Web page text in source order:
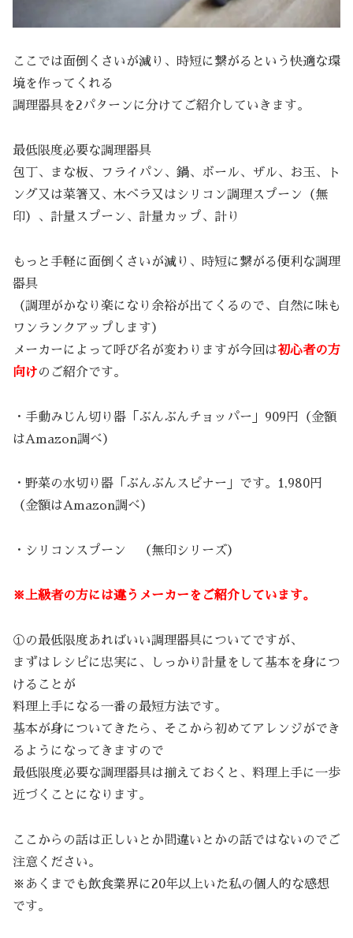
ここでは面倒くさいが減り、時短に繋がるという快適な環
境を作ってくれる
調理器具を2パターンに分けてご紹介していきます。
最低限度必要な調理器具
包丁、まな板、フライパン、鍋、ボール、ザル、お玉、ト
ング又は菜箸又、木ベラ又はシリコン調理スプーン（無
印）、計量スプーン、計量カップ、計り
もっと手軽に面倒くさいが減り、時短に繋がる便利な調理
器具
（調理がかなり楽になり余裕が出てくるので、自然に味も
ワンランクアップします）
メーカーによって呼び名が変わりますが今回は初心者の方
向けのご紹介です。
・手動みじん切り器「ぶんぶんチョッパー」909円（金額
はAmazon調べ）
・野菜の水切り器「ぶんぶんスピナー」です。1,980円
（金額はAmazon調べ）
・シリコンスプーン （無印シリーズ）
※上級者の方には違うメーカーをご紹介しています。
①の最低限度あればいい調理器具についてですが、
まずはレシピに忠実に、しっかり計量をして基本を身につ
けることが
料理上手になる一番の最短方法です。
基本が身についてきたら、そこから初めてアレンジができ
るようになってきますので
最低限度必要な調理器具は揃えておくと、料理上手に一歩
近づくことになります。
ここからの話は正しいとか間違いとかの話ではないのでご
注意ください。
※あくまでも飲食業界に20年以上いた私の個人的な感想
です。